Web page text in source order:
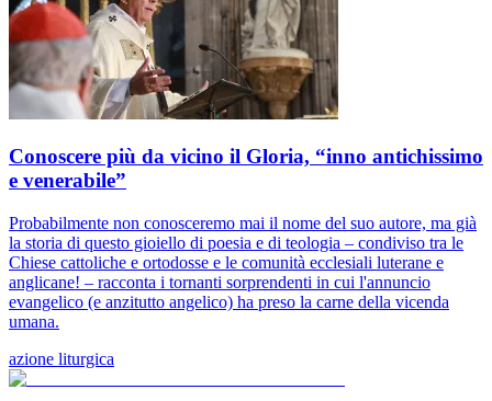
Conoscere più da vicino il Gloria, “inno antichissimo
e venerabile”
Probabilmente non conosceremo mai il nome del suo autore, ma già
la storia di questo gioiello di poesia e di teologia – condiviso tra le
Chiese cattoliche e ortodosse e le comunità ecclesiali luterane e
anglicane! – racconta i tornanti sorprendenti in cui l'annuncio
evangelico (e anzitutto angelico) ha preso la carne della vicenda
umana.
azione liturgica